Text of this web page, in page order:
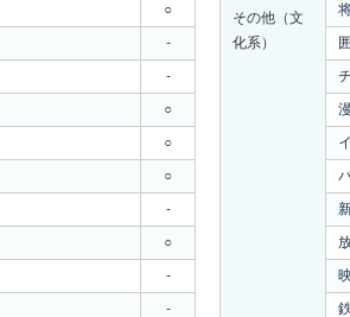
○
-
-
○
○
○
-
○
-
-
その他（文
化系）